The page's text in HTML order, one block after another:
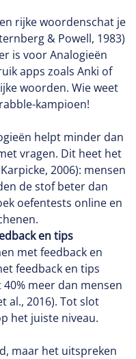
rijke woordenschat je
& Powell, 1983)
is voor Analogieën
apps zoals Anki of
woorden. Wie weet
kampioen!
helpt minder dan
vragen. Dit heet het
2006): mensen
de stof beter dan
oefentests online en
en tips
met feedback en
feedback en tips
meer dan mensen
al., 2016). Tot slot
het juiste niveau.
maar het uitspreken